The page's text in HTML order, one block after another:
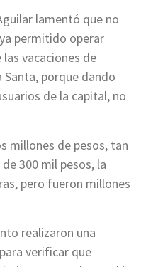
lamentó que no
permitido operar
vacaciones de
Santa, porque dando
de la capital, no
millones de pesos, tan
300 mil pesos, la
pero fueron millones
realizaron una
verificar que